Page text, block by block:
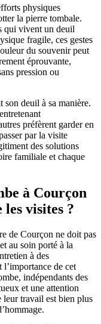
physiques
la pierre tombale.
qui vivent un deuil
fragile, ces gestes
du souvenir peut
éprouvante,
pression ou
son deuil à sa manière.
préfèrent garder en
par la visite
des solutions
familiale et chaque
à Courçon
les visites ?
de Courçon ne doit pas
au soin porté à la
à des
l’importance de cet
indépendants des
et une attention
leur travail est bien plus